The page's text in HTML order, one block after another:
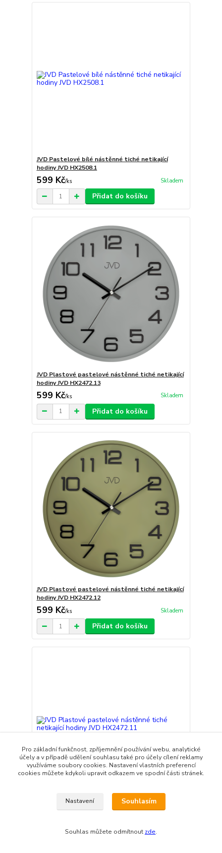
JVD Pastelové bílé nástěnné tiché netikající
hodiny JVD HX2508.1
599 Kč/ks Skladem
Přidat do košíku
JVD Plastové pastelové nástěnné tiché netikající
hodiny JVD HX2472.13
599 Kč/ks Skladem
Přidat do košíku
JVD Plastové pastelové nástěnné tiché netikající
hodiny JVD HX2472.12
599 Kč/ks Skladem
Přidat do košíku
JVD Plastové pastelové nástěnné tiché netikající
hodiny JVD HX2472.11
Pro základní funkčnost, zpříjemnění používání webu, analytické
účely a v případě udělení souhlasu také pro účely cílení reklamy
využíváme soubory cookies. Nastavení vlastních preferencí
cookies můžete kdykoli upravit odkazem ve spodní části stránek.
Nastavení Souhlasím
Souhlas můžete odmítnout zde.